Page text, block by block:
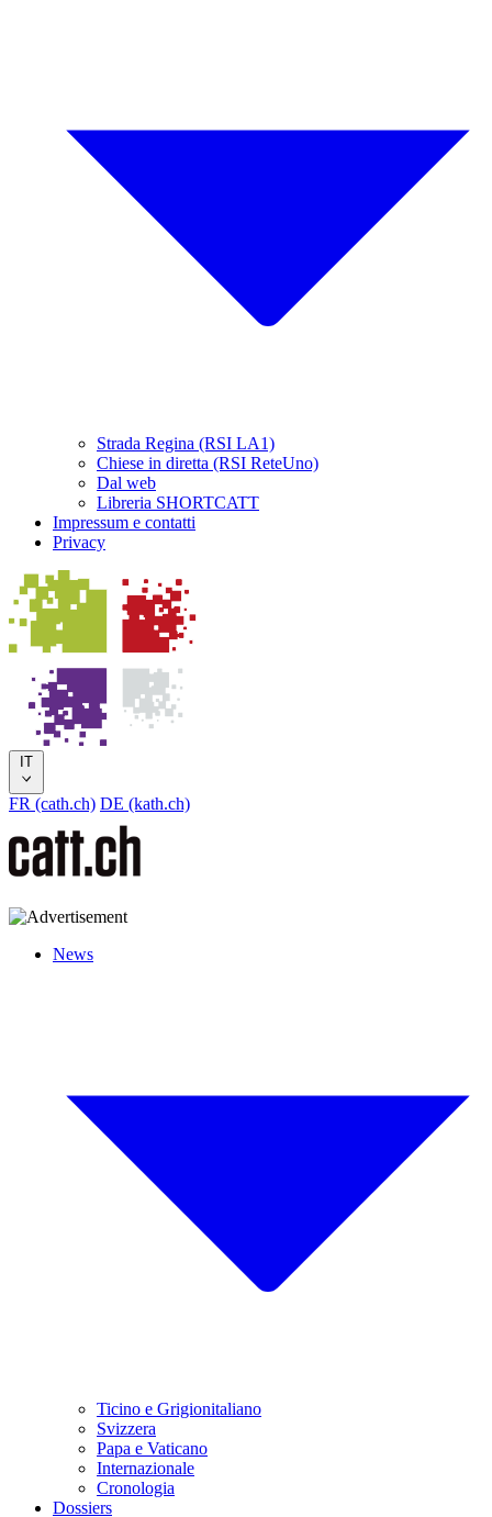
Strada Regina (RSI LA1)
Chiese in diretta (RSI ReteUno)
Dal web
Libreria SHORTCATT
Impressum e contatti
Privacy
IT
FR (cath.ch) DE (kath.ch)
News
Ticino e Grigionitaliano
Svizzera
Papa e Vaticano
Internazionale
Cronologia
Dossiers